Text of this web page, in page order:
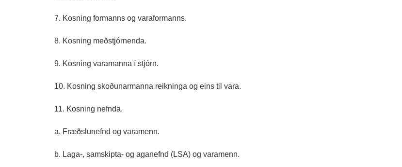
7. Kosning formanns og varaformanns.
8. Kosning meðstjórnenda.
9. Kosning varamanna í stjórn.
10. Kosning skoðunarmanna reikninga og eins til vara.
11. Kosning nefnda.
a. Fræðslunefnd og varamenn.
b. Laga-, samskipta- og aganefnd (LSA) og varamenn.